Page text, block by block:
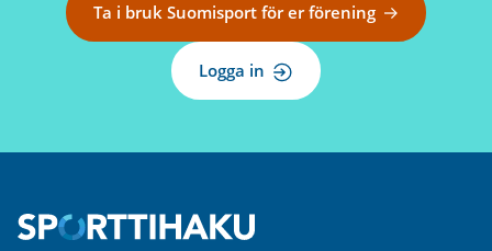
Ta i bruk Suomisport för er förening
Logga in